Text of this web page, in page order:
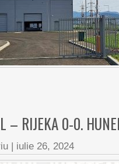
– RIJEKA 0-0.
| iulie 26, 2024